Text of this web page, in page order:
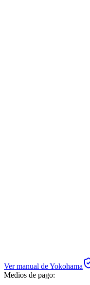
Ver manual deYokohama
Medios de pago: